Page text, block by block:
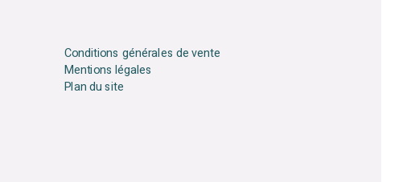
Conditions générales de vente
Mentions légales
Plan du site